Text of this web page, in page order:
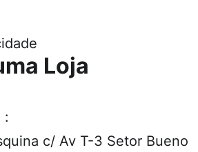
Loja
:
c/ Av T-3 Setor Bueno